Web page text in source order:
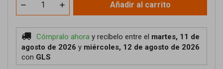
Añadir al carrito
Cómpralo ahora y recíbelo entre el martes, 11 de
agosto de 2026 y miércoles, 12 de agosto de 2026
con GLS